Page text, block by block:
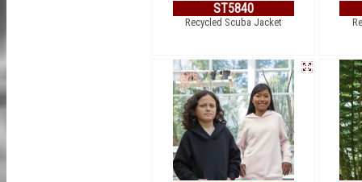
ST5840
Recycled Scuba Jacket